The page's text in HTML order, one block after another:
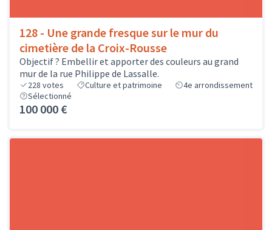
128 - Une grande fresque sur le mur du
cimetière de la Croix-Rousse
Objectif ? Embellir et apporter des couleurs au grand
mur de la rue Philippe de Lassalle.
228 votes Culture et patrimoine
4e arrondissement
Sélectionné
100 000 €